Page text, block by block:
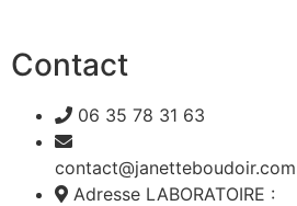
Contact
06 35 78 31 63
contact@janetteboudoir.com
Adresse LABORATOIRE :